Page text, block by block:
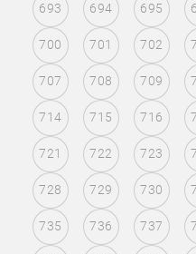
693 694 695
700 701 702
707 708 709
714 715 716
721 722 723
728 729 730
735 736 737